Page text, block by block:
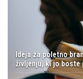
Ideja za poletno
življenju, ki jo boste